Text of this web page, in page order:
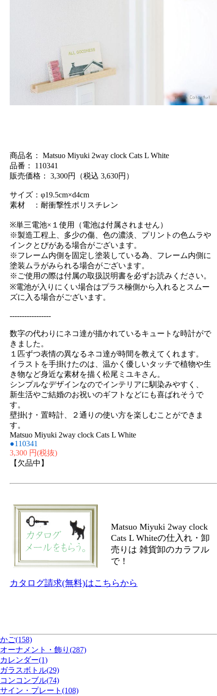
商品名： Matsuo Miyuki 2way clock Cats L White
品番： 110341
販売価格： 3,300円（税込 3,630円）
サイズ：φ19.5cm×d4cm
素材 ：耐衝撃性ポリスチレン
※単三電池×１使用（電池は付属されません）
※製造工程上、多少の傷、色の濃淡、プリントの色ムラや
インクとびがある場合がございます。
※フレーム内側を固定し塗装している為、フレーム内側に
塗装ムラがみられる場合がございます。
※ご使用の際は付属の取扱説明書を必ずお読みください。
※電池が入りにくい場合はプラス極側から入れるとスムー
ズに入る場合がございます。
-----------------
数字の代わりにネコ達が描かれているキュートな時計がで
きました。
１匹ずつ表情の異なるネコ達が時間を教えてくれます。
イラストを手掛けたのは、温かく優しいタッチで植物や生
き物など身近な素材を描く松尾ミユキさん。
シンプルなデザインなのでインテリアに馴染みやすく、
新生活やご結婚のお祝いのギフトなどにも喜ばれそうで
す。
壁掛け・置時計、２通りの使い方を楽しむことができま
す。
Matsuo Miyuki 2way clock Cats L White
●110341
3,300 円(税抜)
【欠品中】
Matsuo Miyuki 2way clock
Cats L Whiteの仕入れ・卸
売りは 雑貨卸のカラフル
で！
カタログ請求(無料)はこちらから
かご(158)
オーナメント・飾り(287)
カレンダー(1)
ガラスボトル(29)
コンコンブル(74)
サイン・プレート(108)